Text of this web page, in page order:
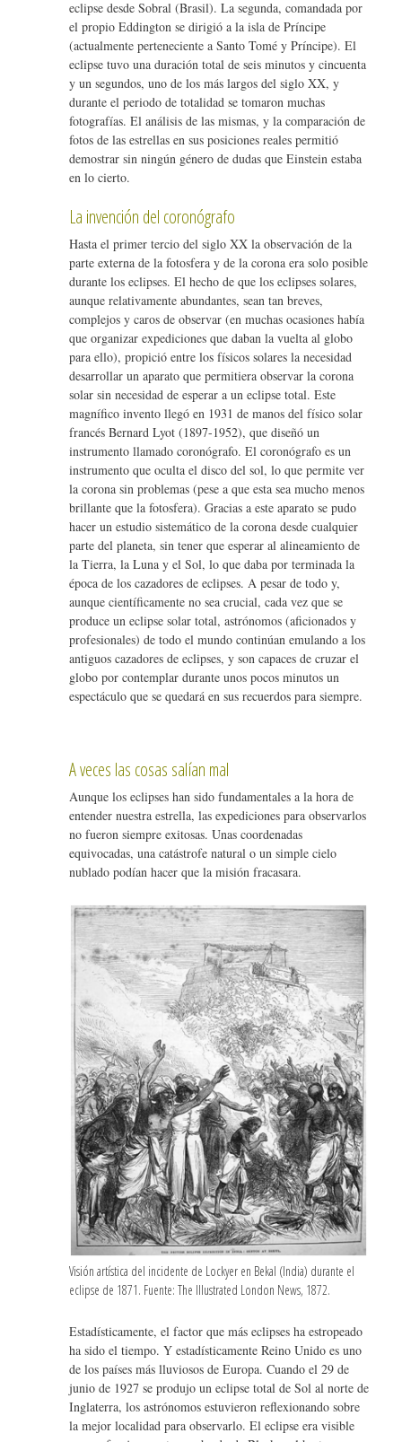
eclipse desde Sobral (Brasil). La segunda, comandada por
el propio Eddington se dirigió a la isla de Príncipe
(actualmente perteneciente a Santo Tomé y Príncipe). El
eclipse tuvo una duración total de seis minutos y cincuenta
y un segundos, uno de los más largos del siglo XX, y
durante el periodo de totalidad se tomaron muchas
fotografías. El análisis de las mismas, y la comparación de
fotos de las estrellas en sus posiciones reales permitió
demostrar sin ningún género de dudas que Einstein estaba
en lo cierto.
La invención del coronógrafo
Hasta el primer tercio del siglo XX la observación de la
parte externa de la fotosfera y de la corona era solo posible
durante los eclipses. El hecho de que los eclipses solares,
aunque relativamente abundantes, sean tan breves,
complejos y caros de observar (en muchas ocasiones había
que organizar expediciones que daban la vuelta al globo
para ello), propició entre los físicos solares la necesidad
desarrollar un aparato que permitiera observar la corona
solar sin necesidad de esperar a un eclipse total. Este
magnífico invento llegó en 1931 de manos del físico solar
francés Bernard Lyot (1897-1952), que diseñó un
instrumento llamado coronógrafo. El coronógrafo es un
instrumento que oculta el disco del sol, lo que permite ver
la corona sin problemas (pese a que esta sea mucho menos
brillante que la fotosfera). Gracias a este aparato se pudo
hacer un estudio sistemático de la corona desde cualquier
parte del planeta, sin tener que esperar al alineamiento de
la Tierra, la Luna y el Sol, lo que daba por terminada la
época de los cazadores de eclipses. A pesar de todo y,
aunque científicamente no sea crucial, cada vez que se
produce un eclipse solar total, astrónomos (aficionados y
profesionales) de todo el mundo continúan emulando a los
antiguos cazadores de eclipses, y son capaces de cruzar el
globo por contemplar durante unos pocos minutos un
espectáculo que se quedará en sus recuerdos para siempre.
A veces las cosas salían mal
Aunque los eclipses han sido fundamentales a la hora de
entender nuestra estrella, las expediciones para observarlos
no fueron siempre exitosas. Unas coordenadas
equivocadas, una catástrofe natural o un simple cielo
nublado podían hacer que la misión fracasara.
Visión artística del incidente de Lockyer en Bekal (India) durante el
eclipse de 1871. Fuente: The Illustrated London News, 1872.
Estadísticamente, el factor que más eclipses ha estropeado
ha sido el tiempo. Y estadísticamente Reino Unido es uno
de los países más lluviosos de Europa. Cuando el 29 de
junio de 1927 se produjo un eclipse total de Sol al norte de
Inglaterra, los astrónomos estuvieron reflexionando sobre
la mejor localidad para observarlo. El eclipse era visible